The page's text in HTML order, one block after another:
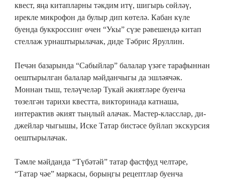
квест, яңа китапларны тәкдим итү, шигырь сөйләү,
ирекле микрофон да булыр дип көтелә. Кабан күле
буенда буккроссинг өчен “Укы” сүзе рәвешендә китап
стеллаж урнаштырылачак, диде Тәбрис Яруллин.
Печән базарында “Сабыйлар” балалар үзәге тарафыннан
оештырылган балалар мәйданчыгы да эшләячәк.
Моннан тыш, теләүчеләр Тукай әкиятләре буенча
төзелгән тарихи квестта, викторинада катнаша,
интерактив әкият тыңлый алачак. Мастер-класслар, ди-
джейлар чыгышы, Иске Татар бистәсе буйлап экскурсия
оештырылачак.
Тәмле мәйданда “Түбәтәй” татар фастфуд челтәре,
“Татар чәе” маркасы, борыңгы рецептлар буенча